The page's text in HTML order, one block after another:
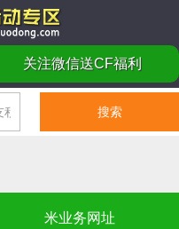
关注微信送CF福利
米业务网址